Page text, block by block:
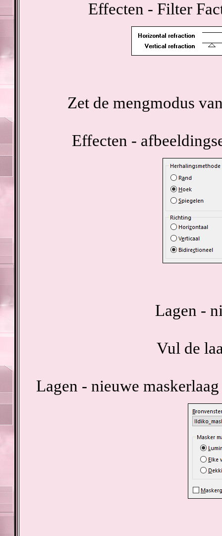
Effecten - Filter
Zet de mengmodus
Effecten -
Lagen -
Vul de
Lagen - nieuwe